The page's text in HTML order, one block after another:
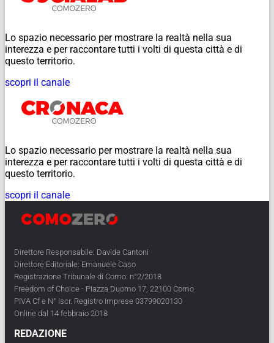
Lo spazio necessario per mostrare la realtà nella sua
interezza e per raccontare tutti i volti di questa città e di
questo territorio.
scopri il canale
Lo spazio necessario per mostrare la realtà nella sua
interezza e per raccontare tutti i volti di questa città e di
questo territorio.
scopri il canale
Direttore Responsabile: Davide Cantoni
Direttore Editoriale: Emanuele Caso
Registrazione Tribunale di Como: n°2/2018
Freedom of Choice - Piazza Duomo 17, 22100 Como
PIVA Cf e N° Iscr. Registro Imprese 03799020130
Online dal 14 febbraio 2018
REDAZIONE